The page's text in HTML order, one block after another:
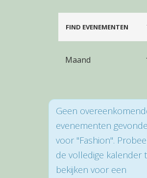
FIND EVENEMENTEN
Maand
Geen
evenementen
voor "Fashion".
de volledige kalender
bekijken voor een